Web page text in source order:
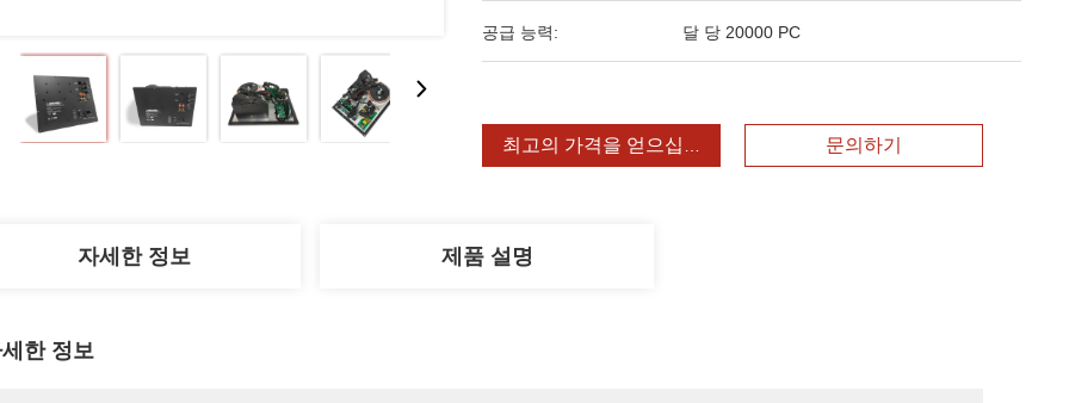
공급 능력: 달 당 20000 PC
최고의 가격을 얻으십시오 문의하기
자세한 정보 제품 설명
한 정보